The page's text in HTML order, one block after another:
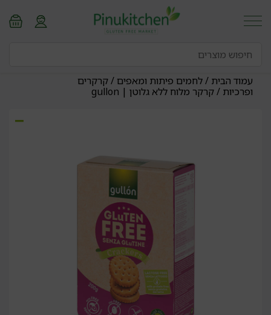
עמוד הבית /לחמים פיתות ומאפים /קרקרים
ופרכיות / קרקר מלוח ללא גלוטן | gullon